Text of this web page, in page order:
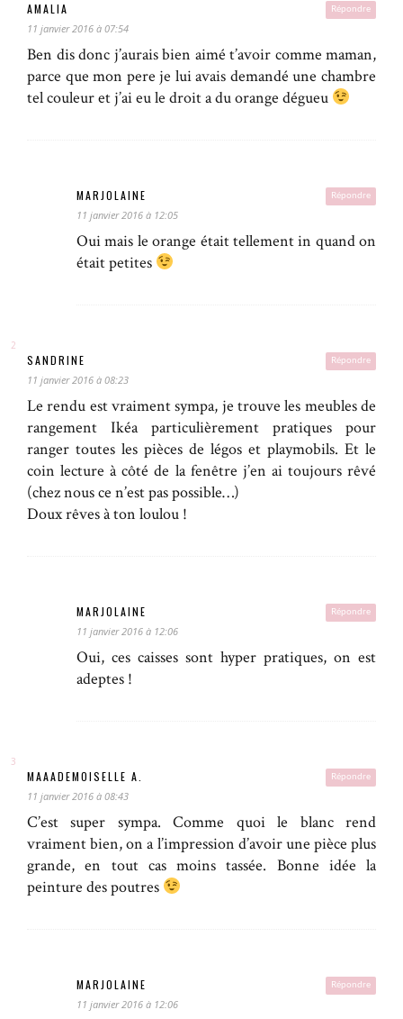
Répondre
AMALIA
11 janvier 2016 à 07:54
Ben dis donc j’aurais bien aimé t’avoir comme maman,
parce que mon pere je lui avais demandé une chambre
tel couleur et j’ai eu le droit a du orange dégueu
Répondre
MARJOLAINE
11 janvier 2016 à 12:05
Oui mais le orange était tellement in quand on
était petites
Répondre
SANDRINE
11 janvier 2016 à 08:23
Le rendu est vraiment sympa, je trouve les meubles de
rangement Ikéa particulièrement pratiques pour
ranger toutes les pièces de légos et playmobils. Et le
coin lecture à côté de la fenêtre j’en ai toujours rêvé
(chez nous ce n’est pas possible…)
Doux rêves à ton loulou !
Répondre
MARJOLAINE
11 janvier 2016 à 12:06
Oui, ces caisses sont hyper pratiques, on est
adeptes !
Répondre
MAAADEMOISELLE A.
11 janvier 2016 à 08:43
C’est super sympa. Comme quoi le blanc rend
vraiment bien, on a l’impression d’avoir une pièce plus
grande, en tout cas moins tassée. Bonne idée la
peinture des poutres
Répondre
MARJOLAINE
11 janvier 2016 à 12:06